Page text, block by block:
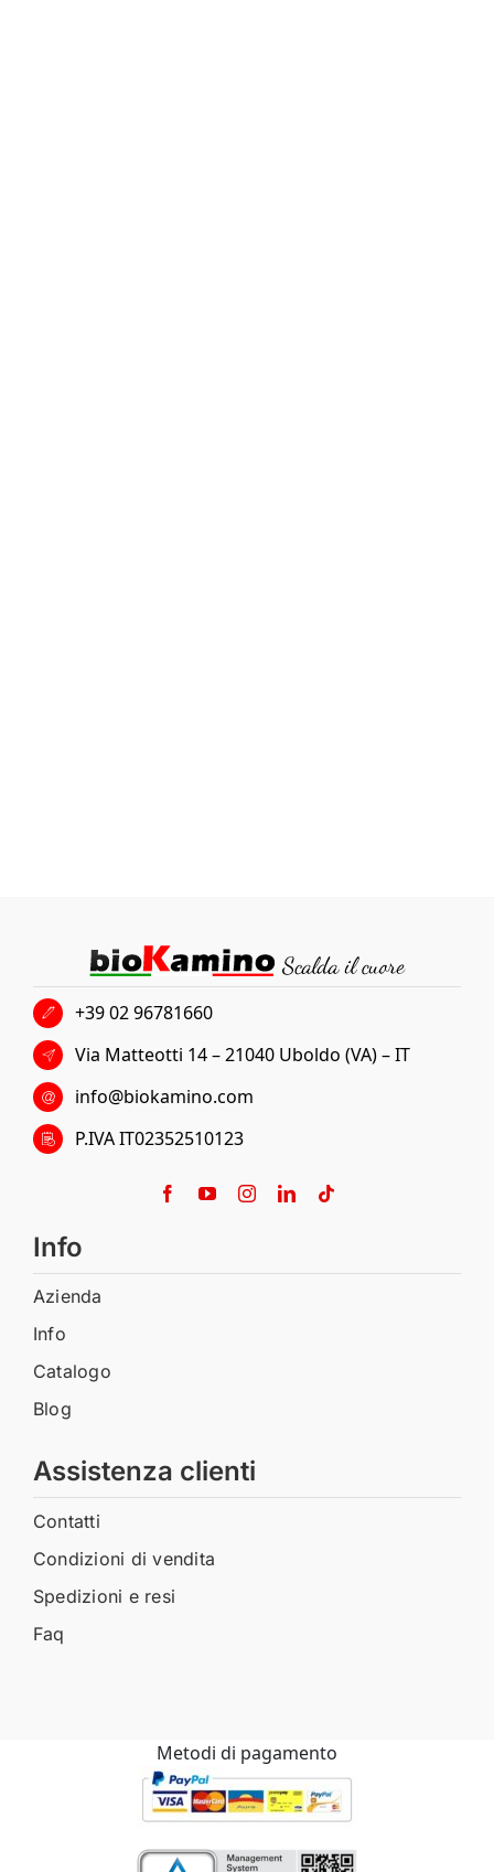
+39 02 96781660
Via Matteotti 14 – 21040 Uboldo (VA) – IT
info@biokamino.com
P.IVA IT02352510123
Info
Azienda
Info
Catalogo
Blog
Assistenza clienti
Contatti
Condizioni di vendita
Spedizioni e resi
Faq
Metodi di pagamento